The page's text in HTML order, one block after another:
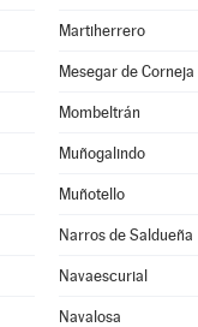
Martiherrero
Mesegar de Corneja
Mombeltrán
Muñogalindo
Muñotello
Narros de Saldueña
Navaescurial
Navalosa